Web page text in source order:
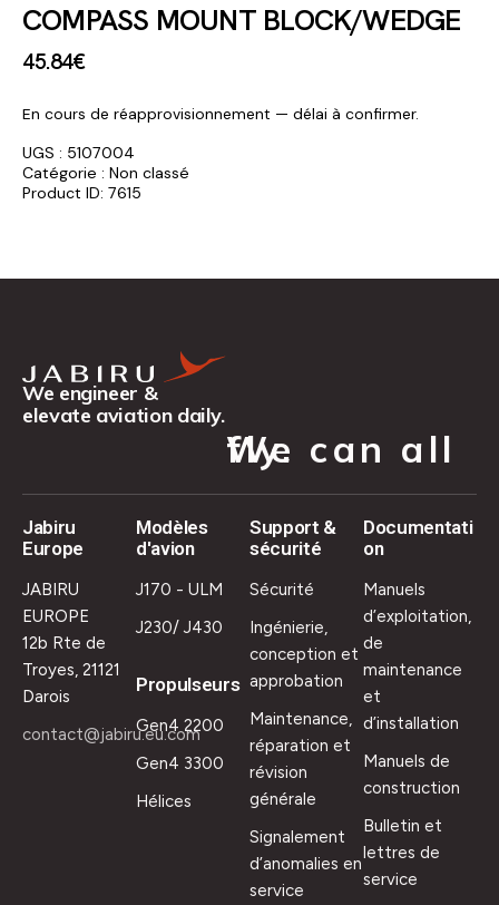
COMPASS MOUNT BLOCK/WEDGE
45.84€
En cours de réapprovisionnement — délai à confirmer.
UGS : 5107004
Catégorie : Non classé
Product ID: 7615
We engineer &
elevate aviation daily.
We can all fly.
Jabiru
Europe
JABIRU
EUROPE
12b Rte de
Troyes, 21121
Darois
contact@jabiru.eu.com
Modèles
d'avion
J170 - ULM
J230/ J430
Propulseurs
Gen4 2200
Gen4 3300
Hélices
Support &
sécurité
Sécurité
Ingénierie,
conception et
approbation
Maintenance,
réparation et
révision
générale
Signalement
d’anomalies en
service
Documentati
on
Manuels
d’exploitation,
de
maintenance
et
d’installation
Manuels de
construction
Bulletin et
lettres de
service